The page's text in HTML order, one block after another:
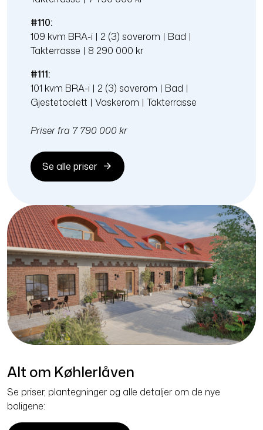
#110:
109 kvm BRA-i | 2 (3) soverom | Bad |
Takterrasse | 8 290 000 kr
#111:
101 kvm BRA-i | 2 (3) soverom | Bad |
Gjestetoalett | Vaskerom | Takterrasse
Priser fra 7 790 000 kr
Se alle priser
Alt om Køhlerlåven
Se priser, plantegninger og alle detaljer om de nye
boligene: